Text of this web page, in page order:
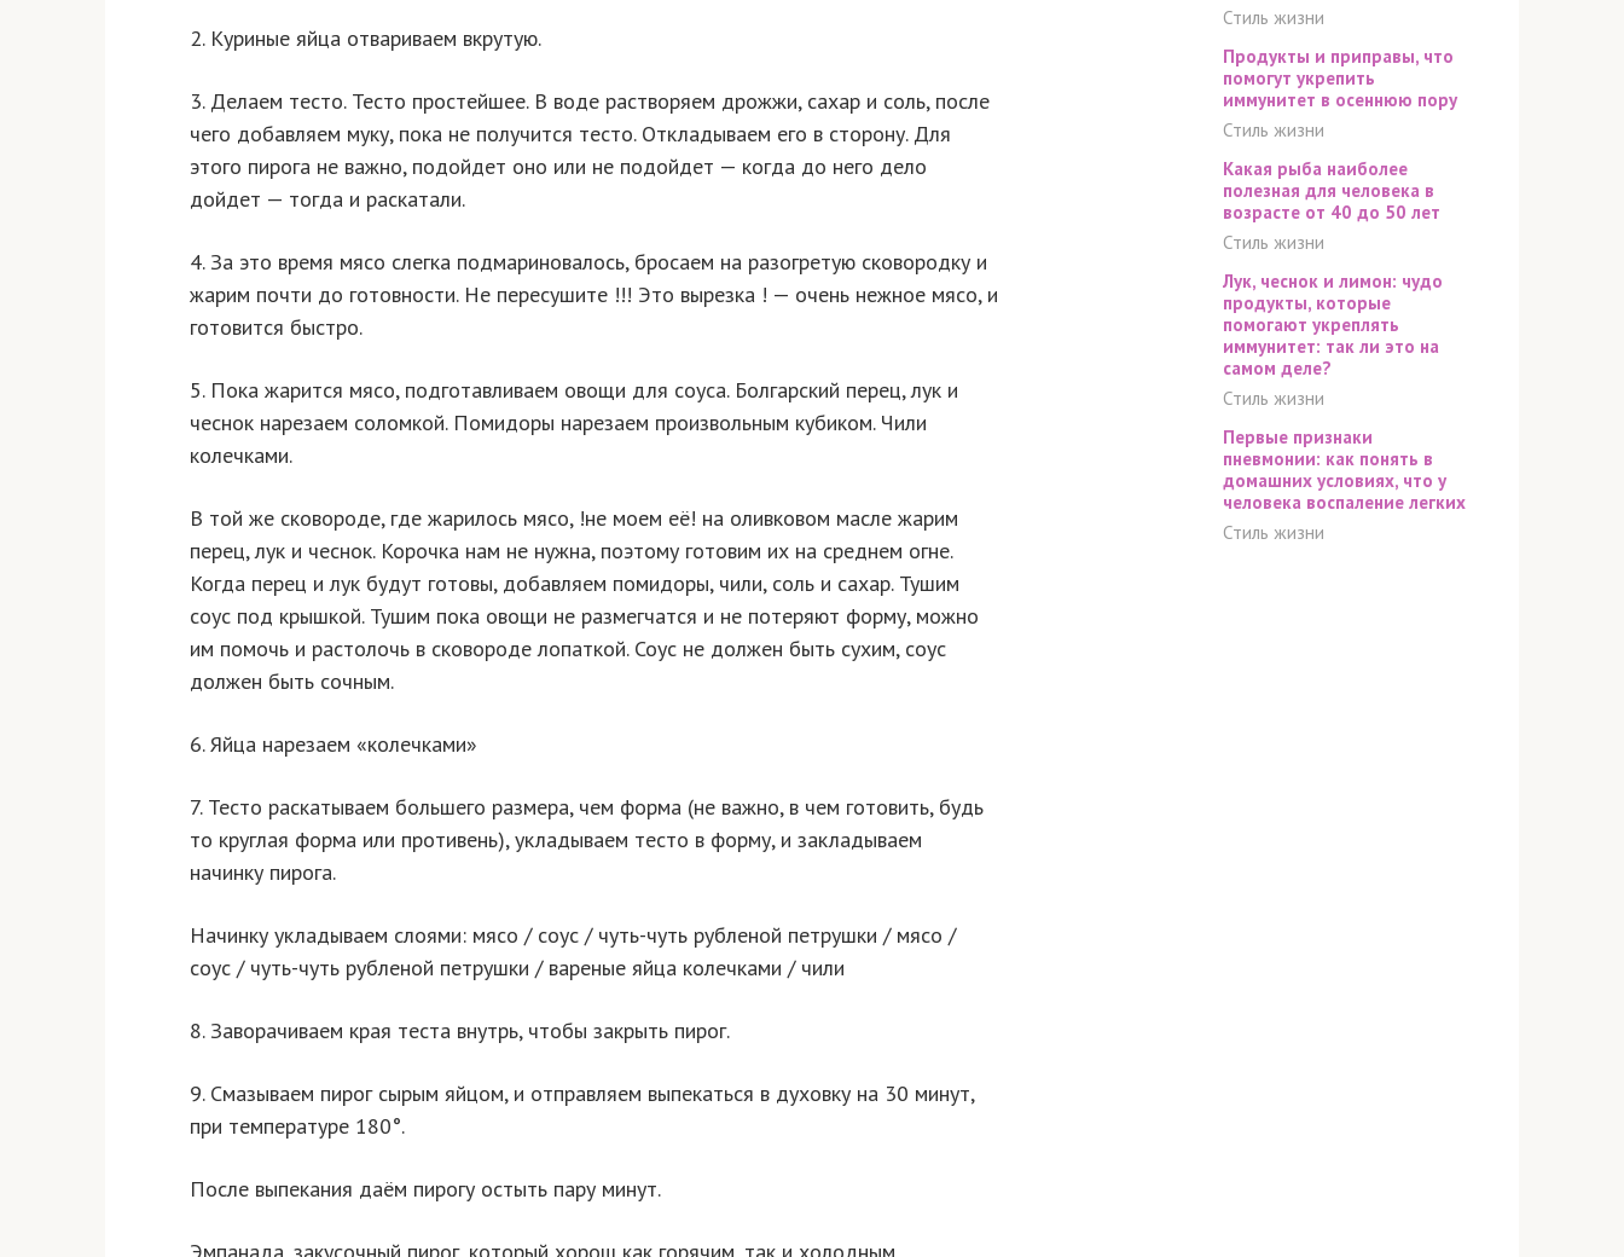
2. Куриные яйца отвариваем вкрутую.
3. Делаем тесто. Тесто простейшее. В воде растворяем дрожжи, сахар и соль, после
чего добавляем муку, пока не получится тесто. Откладываем его в сторону. Для
этого пирога не важно, подойдет оно или не подойдет — когда до него дело
дойдет — тогда и раскатали.
4. За это время мясо слегка подмариновалось, бросаем на разогретую сковородку и
жарим почти до готовности. Не пересушите !!! Это вырезка ! — очень нежное мясо, и
готовится быстро.
5. Пока жарится мясо, подготавливаем овощи для соуса. Болгарский перец, лук и
чеснок нарезаем соломкой. Помидоры нарезаем произвольным кубиком. Чили
колечками.
В той же сковороде, где жарилось мясо, !не моем её! на оливковом масле жарим
перец, лук и чеснок. Корочка нам не нужна, поэтому готовим их на среднем огне.
Когда перец и лук будут готовы, добавляем помидоры, чили, соль и сахар. Тушим
соус под крышкой. Тушим пока овощи не размегчатся и не потеряют форму, можно
им помочь и растолочь в сковороде лопаткой. Соус не должен быть сухим, соус
должен быть сочным.
6. Яйца нарезаем «колечками»
7. Тесто раскатываем большего размера, чем форма (не важно, в чем готовить, будь
то круглая форма или противень), укладываем тесто в форму, и закладываем
начинку пирога.
Начинку укладываем слоями: мясо / соус / чуть-чуть рубленой петрушки / мясо /
соус / чуть-чуть рубленой петрушки / вареные яйца колечками / чили
8. Заворачиваем края теста внутрь, чтобы закрыть пирог.
9. Смазываем пирог сырым яйцом, и отправляем выпекаться в духовку на 30 минут,
при температуре 180°.
После выпекания даём пирогу остыть пару минут.
Эмпанада, закусочный пирог, который хорош как горячим, так и холодным.
Стиль жизни
Продукты и приправы, что
помогут укрепить
иммунитет в осеннюю пору
Стиль жизни
Какая рыба наиболее
полезная для человека в
возрасте от 40 до 50 лет
Стиль жизни
Лук, чеснок и лимон: чудо
продукты, которые
помогают укреплять
иммунитет: так ли это на
самом деле?
Стиль жизни
Первые признаки
пневмонии: как понять в
домашних условиях, что у
человека воспаление легких
Стиль жизни